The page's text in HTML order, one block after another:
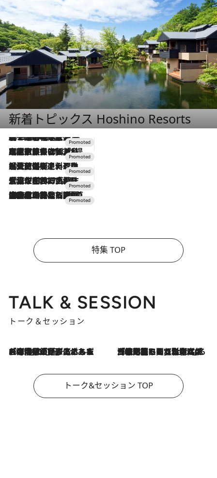
新着トピックス Hoshino Resorts
2026.8.7
【トンボの足水浴】ヒノキの香りに包まれて涼感マックス！約13℃の湧水かけ流しを避暑地「星野温泉 トンボの湯」で体験
2026.7.31
【ホテル帰省】という選択肢をOMOが提案。家族とほどよい距離を保つには「昼は実家、夜は気兼ねなくホテルで！」
2026.7.24
【夏限定ディナーコース】旬を迎える稚鮎や花ズッキーニなどをイタリア・トスカーナの郷土料理の手法で満喫！
2026.7.17
「土佐和ハーブかき氷」がOMO7高知に登場！生姜、山椒、大葉など目にも舌にも涼を呼ぶ郷土の味
2026.7.10
NEW OPEN！【界 草津】名湯の地に誕生。趣の異なる2種の温泉と上州ならではの会席・蕎麦割烹など美食を味わう究極の癒やし旅
特集 TOP
TALK & SESSION
トーク＆セッション
2026.8.3
「今後値上げがあるとすれば…」「リスクがあるのは今年の冬」エネルギー専門家が語る、ホルムズ海峡封鎖が家庭にもたらす“ある心配” 2026.8.3
「住宅建てられない…」「サーチャージ料の高値が続いている」ホルムズ海峡封鎖による影響はいつまで続く？《エネルギー専門家に聞く“どうなる日本の暮らし”》
トーク&セッション TOP